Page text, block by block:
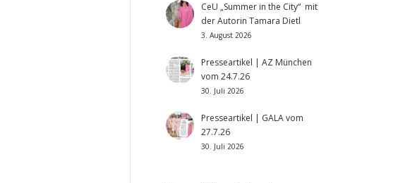
CeU „Summer in the City“ mit
der Autorin Tamara Dietl
3. August 2026
Presseartikel | AZ München
vom 24.7.26
30. Juli 2026
Presseartikel | GALA vom
27.7.26
30. Juli 2026